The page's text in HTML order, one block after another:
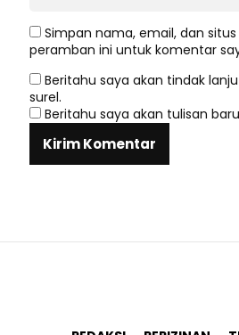
Simpan nama, email, dan
peramban ini untuk komentar
Beritahu saya akan tindak
surel.
Beritahu saya akan tulisan